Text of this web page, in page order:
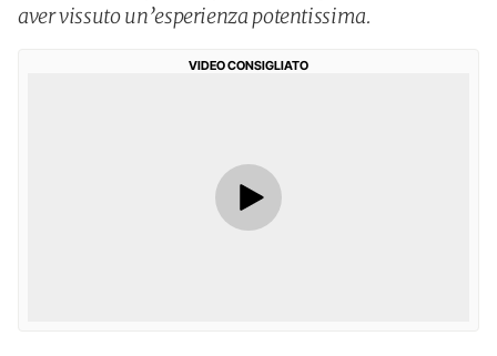
aver vissuto un’esperienza potentissima.
VIDEO CONSIGLIATO